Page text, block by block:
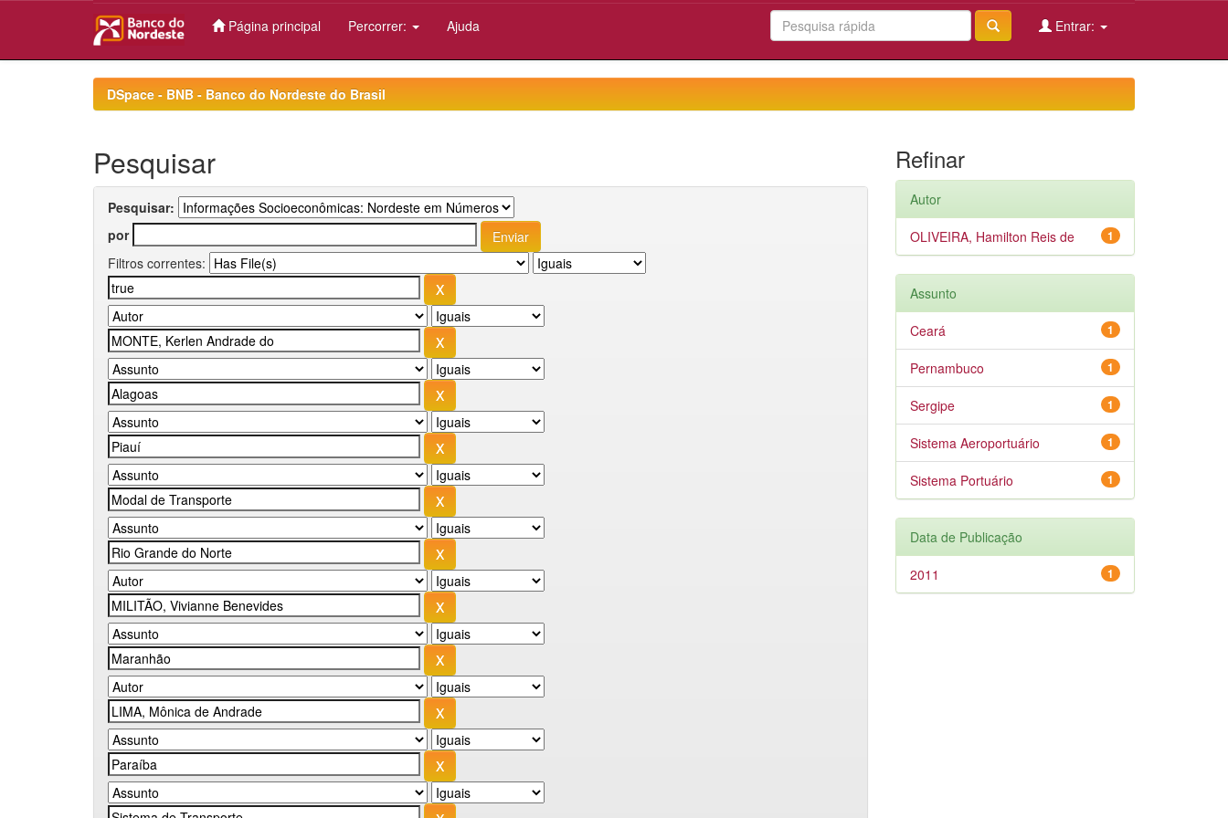
Página principal Percorrer: Ajuda Entrar:
DSpace - BNB - Banco do Nordeste do Brasil
Pesquisar
Pesquisar:
por
Filtros correntes:
Refinar
Autor
1
OLIVEIRA, Hamilton Reis de
Assunto
1
Ceará
1
Pernambuco
1
Sergipe
1
Sistema Aeroportuário
1
Sistema Portuário
Data de Publicação
1
2011